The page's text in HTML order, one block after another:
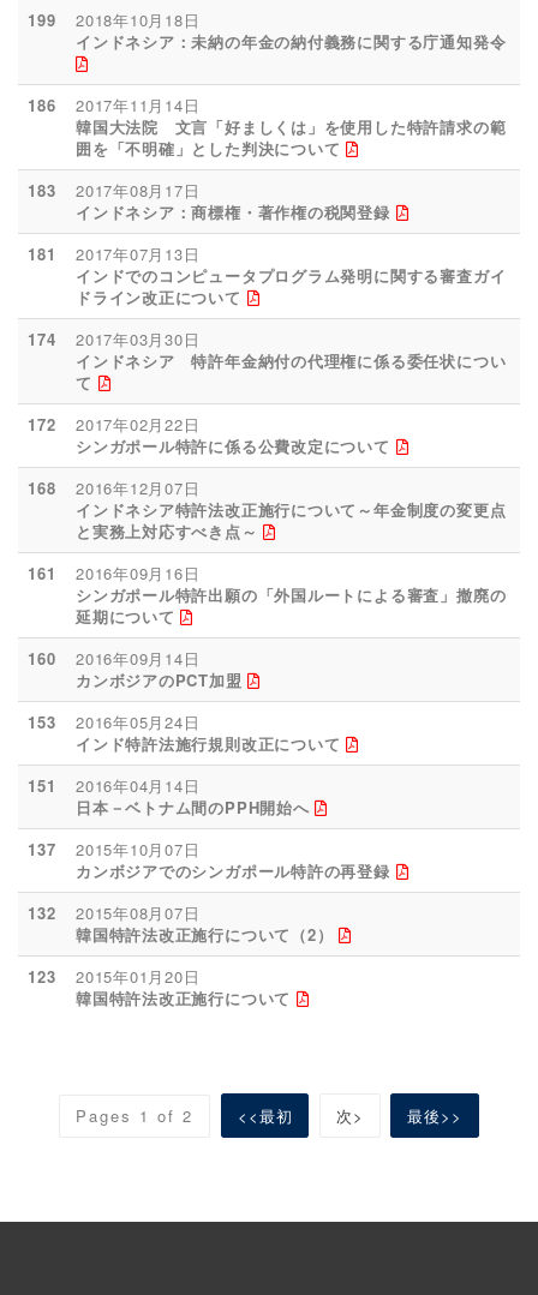
199
2018年10月18日
インドネシア：未納の年金の納付義務に関する庁通知発令
186
2017年11月14日
韓国大法院 文言「好ましくは」を使用した特許請求の範
囲を「不明確」とした判決について
183
2017年08月17日
インドネシア：商標権・著作権の税関登録
181
2017年07月13日
インドでのコンピュータプログラム発明に関する審査ガイ
ドライン改正について
174
2017年03月30日
インドネシア 特許年金納付の代理権に係る委任状につい
て
172
2017年02月22日
シンガポール特許に係る公費改定について
168
2016年12月07日
インドネシア特許法改正施行について～年金制度の変更点
と実務上対応すべき点～
161
2016年09月16日
シンガポール特許出願の「外国ルートによる審査」撤廃の
延期について
160
2016年09月14日
カンボジアのPCT加盟
153
2016年05月24日
インド特許法施行規則改正について
151
2016年04月14日
日本－ベトナム間のPPH開始へ
137
2015年10月07日
カンボジアでのシンガポール特許の再登録
132
2015年08月07日
韓国特許法改正施行について（2）
123
2015年01月20日
韓国特許法改正施行について
Pages 1 of 2 <<最初 次> 最後>>